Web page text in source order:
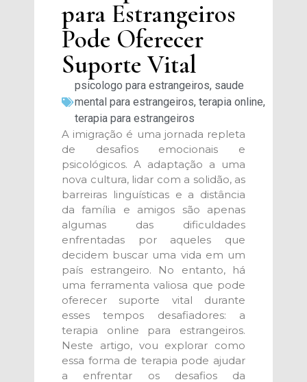
para Estrangeiros
Pode Oferecer
Suporte Vital
psicologo para estrangeiros, saude
mental para estrangeiros, terapia online,
terapia para estrangeiros
A imigração é uma jornada repleta
de desafios emocionais e
psicológicos. A adaptação a uma
nova cultura, lidar com a solidão, as
barreiras linguísticas e a distância
da família e amigos são apenas
algumas das dificuldades
enfrentadas por aqueles que
decidem buscar uma vida em um
país estrangeiro. No entanto, há
uma ferramenta valiosa que pode
oferecer suporte vital durante
esses tempos desafiadores: a
terapia online para estrangeiros.
Neste artigo, vou explorar como
essa forma de terapia pode ajudar
a enfrentar os desafios da